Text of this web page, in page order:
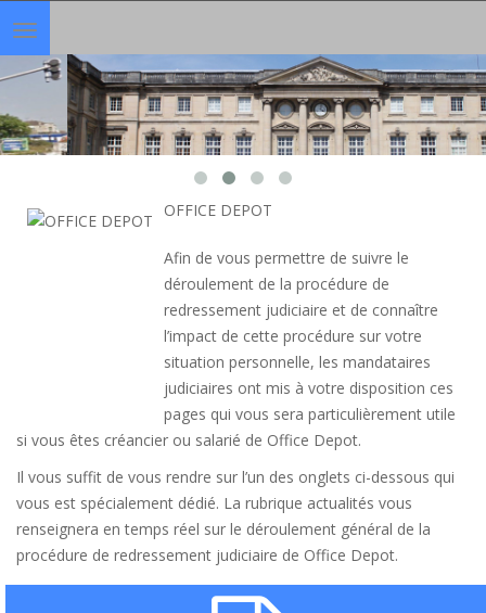
Toggle
navigation
OFFICE DEPOT
Afin de vous permettre de suivre le
déroulement de la procédure de
redressement judiciaire et de connaître
l’impact de cette procédure sur votre
situation personnelle, les mandataires
judiciaires ont mis à votre disposition ces
pages qui vous sera particulièrement utile
si vous êtes créancier ou salarié de Office Depot.
Il vous suffit de vous rendre sur l’un des onglets ci-dessous qui
vous est spécialement dédié. La rubrique actualités vous
renseignera en temps réel sur le déroulement général de la
procédure de redressement judiciaire de Office Depot.